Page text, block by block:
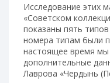
Исследование этих
«Советском
показаны пять
номера типам были
настоящее время
дополнительные
Лаврова «Чердынь